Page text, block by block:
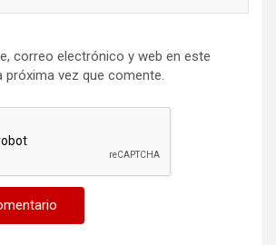
correo electrónico y web en este
próxima vez que comente.